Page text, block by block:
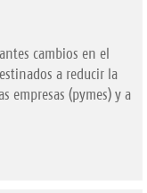
cambios en el
a reducir la
empresas (pymes) y a